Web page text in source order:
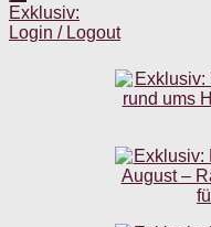
Exklusiv:
Login / Logout